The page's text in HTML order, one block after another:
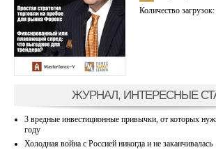
Количество
ЖУРНАЛ, ИНТЕРЕСНЫЕ
3 вредные инвестиционные привычки, от которых
году
Холодная война с Россией никогда и не заканчивалась